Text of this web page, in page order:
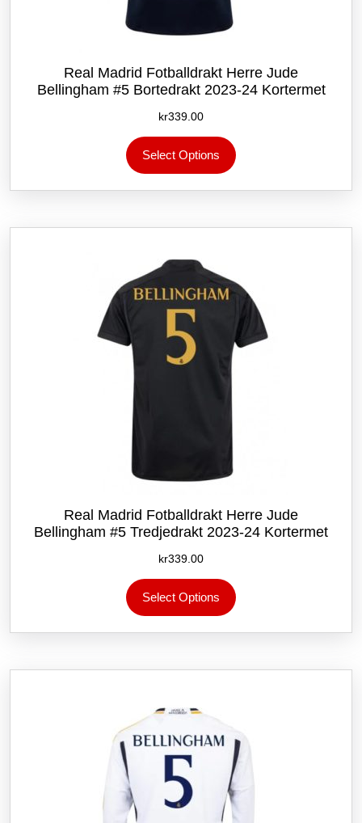
Real Madrid Fotballdrakt Herre Jude
Bellingham #5 Bortedrakt 2023-24 Kortermet
kr339.00
Select Options
produktet
flere
Alternativene
på
produktsiden
Real Madrid Fotballdrakt Herre Jude
Bellingham #5 Tredjedrakt 2023-24 Kortermet
kr339.00
Select Options
produktet
flere
Alternativene
produktsiden